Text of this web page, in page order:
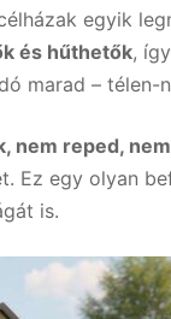
egyik
és hűthetők,
marad – télen-
nem reped,
Ez egy olyan
is.